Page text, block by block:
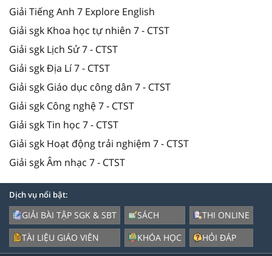
Giải Tiếng Anh 7 Explore English
Giải sgk Khoa học tự nhiên 7 - CTST
Giải sgk Lịch Sử 7 - CTST
Giải sgk Địa Lí 7 - CTST
Giải sgk Giáo dục công dân 7 - CTST
Giải sgk Công nghệ 7 - CTST
Giải sgk Tin học 7 - CTST
Giải sgk Hoạt động trải nghiệm 7 - CTST
Giải sgk Âm nhạc 7 - CTST
Dịch vụ nổi bật:
GIẢI BÀI TẬP SGK & SBT
TÀI LIỆU GIÁO VIÊN
SÁCH
KHÓA HỌC
THI ONLINE
HỎI ĐÁP